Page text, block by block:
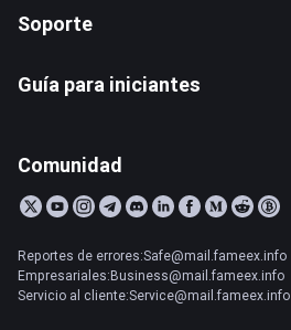
Soporte
Guía para iniciantes
Comunidad
Reportes de errores:Safe@mail.fameex.info
Empresariales:Business@mail.fameex.info
Servicio al cliente:Service@mail.fameex.info